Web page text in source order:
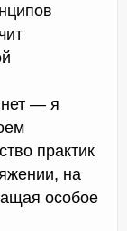
— я
практик
на
особое